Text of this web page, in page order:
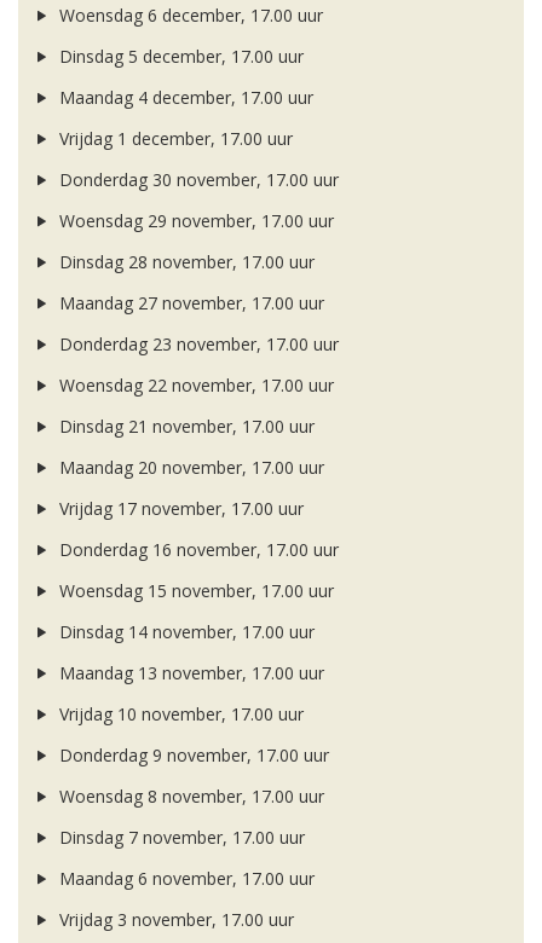
Woensdag 6 december, 17.00 uur
Dinsdag 5 december, 17.00 uur
Maandag 4 december, 17.00 uur
Vrijdag 1 december, 17.00 uur
Donderdag 30 november, 17.00 uur
Woensdag 29 november, 17.00 uur
Dinsdag 28 november, 17.00 uur
Maandag 27 november, 17.00 uur
Donderdag 23 november, 17.00 uur
Woensdag 22 november, 17.00 uur
Dinsdag 21 november, 17.00 uur
Maandag 20 november, 17.00 uur
Vrijdag 17 november, 17.00 uur
Donderdag 16 november, 17.00 uur
Woensdag 15 november, 17.00 uur
Dinsdag 14 november, 17.00 uur
Maandag 13 november, 17.00 uur
Vrijdag 10 november, 17.00 uur
Donderdag 9 november, 17.00 uur
Woensdag 8 november, 17.00 uur
Dinsdag 7 november, 17.00 uur
Maandag 6 november, 17.00 uur
Vrijdag 3 november, 17.00 uur